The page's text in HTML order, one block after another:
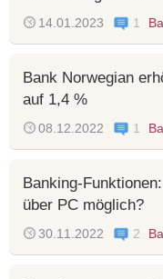
14.01.2023 1
Bank Norwegian
auf 1,4 %
08.12.2022 1
Banking-
über PC möglich?
30.11.2022 2